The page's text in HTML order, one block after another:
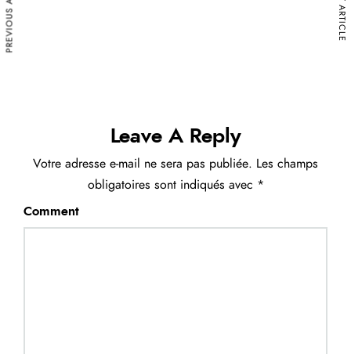
o
Leave A Reply
Votre adresse e-mail ne sera pas publiée. Les champs
obligatoires sont indiqués avec *
Comment